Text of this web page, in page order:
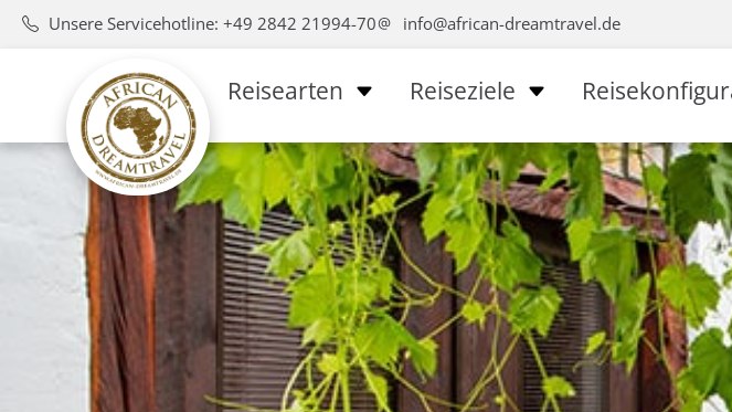
Unsere Servicehotline: +49 2842 21994-70 info@african-dreamtravel.de
Reisearten Reiseziele